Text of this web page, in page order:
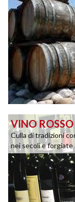
VINO
Culla di tradizioni
nei secoli e